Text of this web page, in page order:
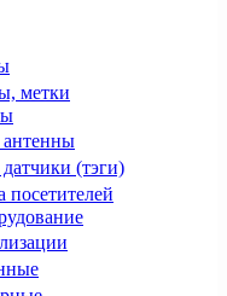
метки
(тэги)
посетителей